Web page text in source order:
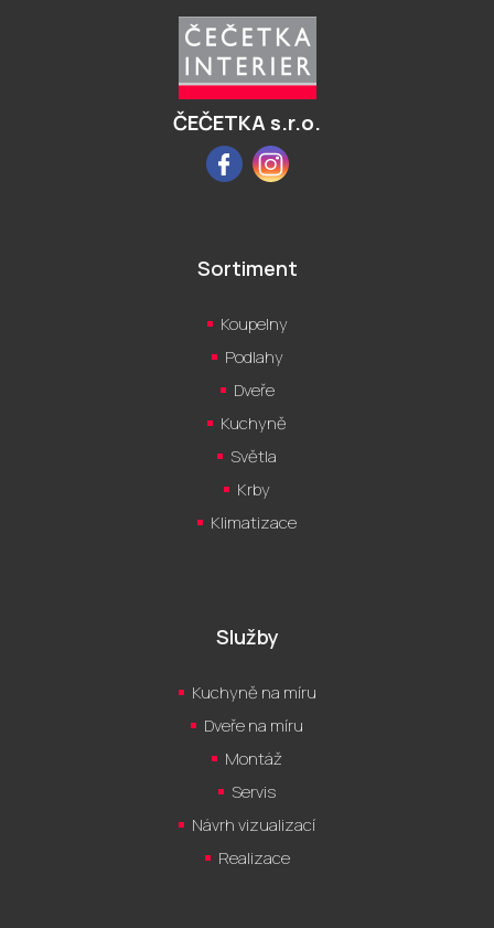
ČEČETKA s.r.o.
FacebookInstagram
Sortiment
Koupelny
Podlahy
Dveře
Kuchyně
Světla
Krby
Klimatizace
Služby
Kuchyně na míru
Dveře na míru
Montáž
Servis
Návrh vizualizací
Realizace